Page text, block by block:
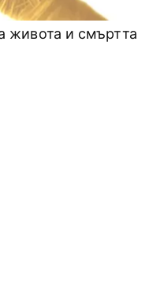
живота и смъртта